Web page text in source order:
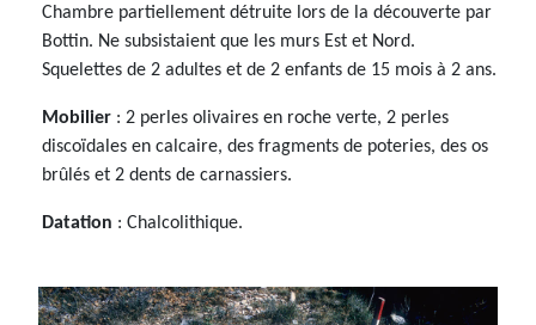
Chambre partiellement détruite lors de la découverte par
Bottin. Ne subsistaient que les murs Est et Nord.
Squelettes de 2 adultes et de 2 enfants de 15 mois à 2 ans.
Mobilier : 2 perles olivaires en roche verte, 2 perles
discoïdales en calcaire, des fragments de poteries, des os
brûlés et 2 dents de carnassiers.
Datation : Chalcolithique.